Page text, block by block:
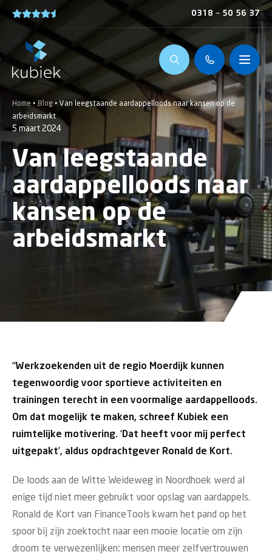
0318 – 50 56 37
Home • Blog • Van leegstaande aardappelloods naar kansen op de
arbeidsmarkt
5 maart 2024
Van leegstaande
aardappelloods naar
kansen op de
arbeidsmarkt
“Werkzoekenden uit de regio Moerdijk kunnen
tegenwoordig voor sportieve activiteiten en
trainingen terecht in een voormalige aardappelloods.
Om dat mogelijk te maken, schreef Kubiek een
ruimtelijke motivering. ‘Dat heeft voor mij perfect
uitgepakt’, aldus opdrachtgever Ronald de Kort.
De loods aan de Witte Weideweg in Noordhoek werd al
enige tijd niet meer gebruikt voor opslag van aardappels.
Ronald de Kort van FinanceTools kwam het pand op het
spoor bij zijn zoektocht naar een mooie locatie om zijn
droom te verwezenlijken: mensen meer zelfvertrouwen